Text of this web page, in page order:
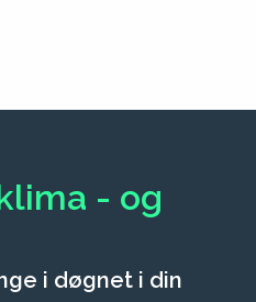
- og
i døgnet i din